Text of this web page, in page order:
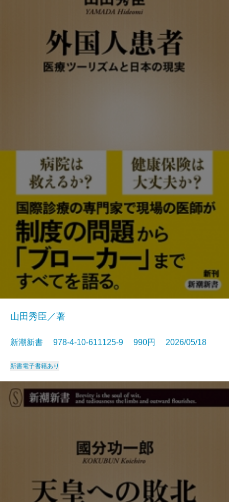
山田秀臣／著
新潮新書 978-4-10-611125-9 990円 2026/05/18
新書電子書籍あり